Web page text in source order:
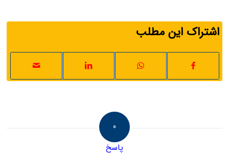
اشتراک این مطلب
0
پاسخ